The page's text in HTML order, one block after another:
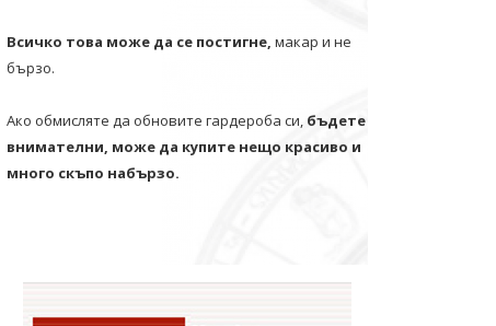
Всичко това може да се постигне, макар и не
бързо.
Ако обмисляте да обновите гардероба си, бъдете
внимателни, може да купите нещо красиво и
много скъпо набързо.